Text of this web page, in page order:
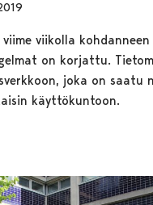
viikolla
on korjattu.
joka on saatu
käyttökuntoon.